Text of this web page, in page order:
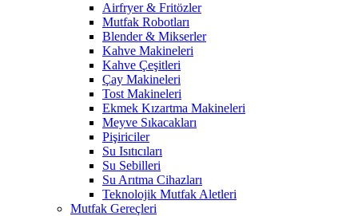
Airfryer & Fritözler
Mutfak Robotları
Blender & Mikserler
Kahve Makineleri
Kahve Çeşitleri
Çay Makineleri
Tost Makineleri
Ekmek Kızartma Makineleri
Meyve Sıkacakları
Pişiriciler
Su Isıtıcıları
Su Sebilleri
Su Arıtma Cihazları
Teknolojik Mutfak Aletleri
Mutfak Gereçleri